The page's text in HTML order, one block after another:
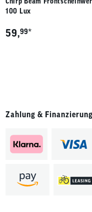
100 Lux
59,99*
Zahlung & Finanzierung